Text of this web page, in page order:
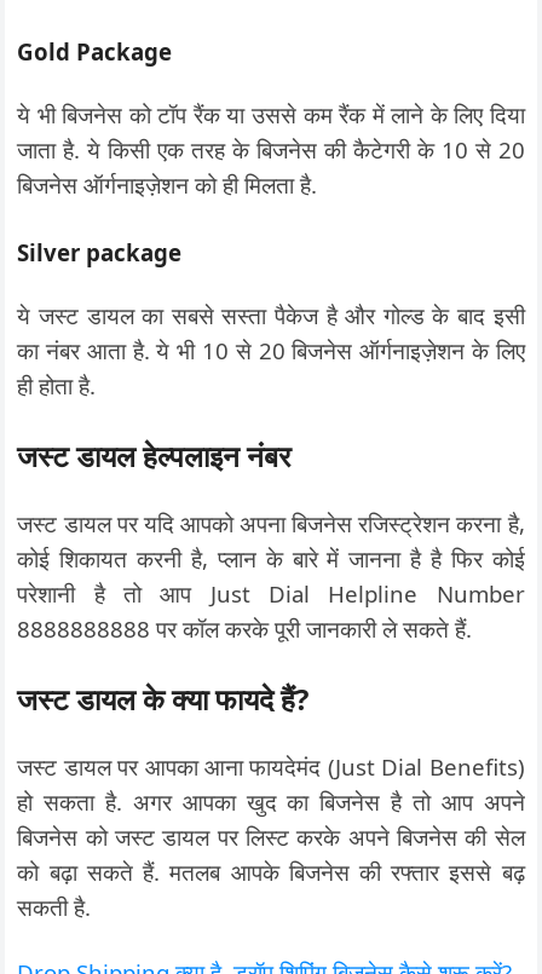
Gold Package
ये भी बिजनेस को टॉप रैंक या उससे कम रैंक में लाने के लिए दिया
जाता है. ये किसी एक तरह के बिजनेस की कैटेगरी के 10 से 20
बिजनेस ऑर्गनाइज़ेशन को ही मिलता है.
Silver package
ये जस्ट डायल का सबसे सस्ता पैकेज है और गोल्ड के बाद इसी
का नंबर आता है. ये भी 10 से 20 बिजनेस ऑर्गनाइज़ेशन के लिए
ही होता है.
जस्ट डायल हेल्पलाइन नंबर
जस्ट डायल पर यदि आपको अपना बिजनेस रजिस्ट्रेशन करना है,
कोई शिकायत करनी है, प्लान के बारे में जानना है है फिर कोई
परेशानी है तो आप Just Dial Helpline Number
8888888888 पर कॉल करके पूरी जानकारी ले सकते हैं.
जस्ट डायल के क्या फायदे हैं?
जस्ट डायल पर आपका आना फायदेमंद (Just Dial Benefits)
हो सकता है. अगर आपका खुद का बिजनेस है तो आप अपने
बिजनेस को जस्ट डायल पर लिस्ट करके अपने बिजनेस की सेल
को बढ़ा सकते हैं. मतलब आपके बिजनेस की रफ्तार इससे बढ़
सकती है.